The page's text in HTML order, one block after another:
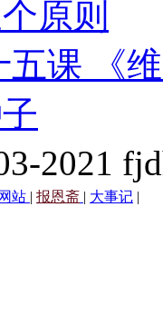
原则
课 《
2021
站 | 报恩斋 | 大事记 |